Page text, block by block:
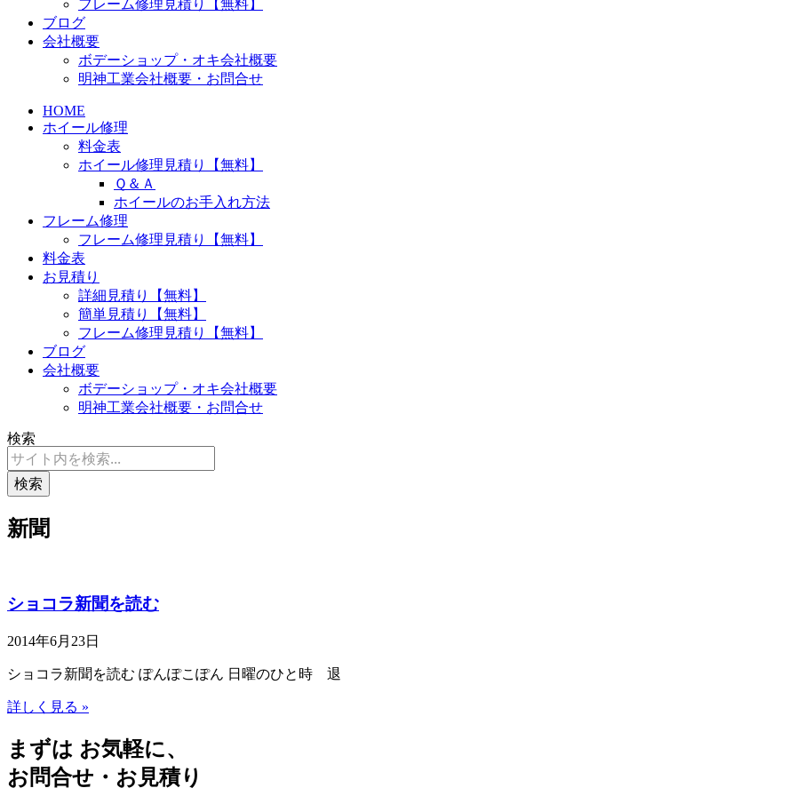
フレーム修理見積り【無料】
ブログ
会社概要
ボデーショップ・オキ会社概要
明神工業会社概要・お問合せ
HOME
ホイール修理
料金表
ホイール修理見積り【無料】
Ｑ＆Ａ
ホイールのお手入れ方法
フレーム修理
フレーム修理見積り【無料】
料金表
お見積り
詳細見積り【無料】
簡単見積り【無料】
フレーム修理見積り【無料】
ブログ
会社概要
ボデーショップ・オキ会社概要
明神工業会社概要・お問合せ
検索
検索
新聞
ショコラ新聞を読む
2014年6月23日
ショコラ新聞を読む ぽんぽこぽん 日曜のひと時 退
詳しく見る »
まずは お気軽に、
お問合せ・お見積り